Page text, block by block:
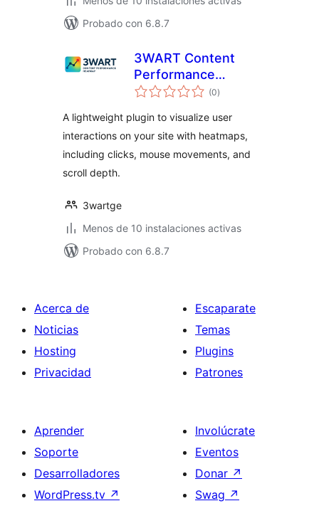
Probado con 6.8.7
3WART Content
Performance
Heatmap Light
(0total
de
)
A lightweight plugin to visualize user
interactions on your site with heatmaps,
including clicks, mouse movements, and
scroll depth.
3wartge
Menos de 10 instalaciones activas
Probado con 6.8.7
Acerca de
Noticias
Hosting
Privacidad
Escaparate
Temas
Plugins
Patrones
Aprender
Soporte
Desarrolladores
WordPress.tv ↗
Involúcrate
Eventos
Donar ↗
Swag ↗